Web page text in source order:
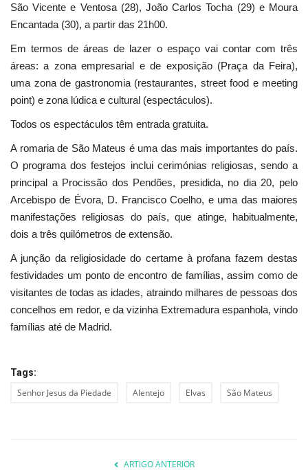
São Vicente e Ventosa (28), João Carlos Tocha (29) e Moura
Encantada (30), a partir das 21h00.
Em termos de áreas de lazer o espaço vai contar com três
áreas: a zona empresarial e de exposição (Praça da Feira),
uma zona de gastronomia (restaurantes, street food e meeting
point) e zona lúdica e cultural (espectáculos).
Todos os espectáculos têm entrada gratuita.
A romaria de São Mateus é uma das mais importantes do país.
O programa dos festejos inclui cerimónias religiosas, sendo a
principal a Procissão dos Pendões, presidida, no dia 20, pelo
Arcebispo de Évora, D. Francisco Coelho, e uma das maiores
manifestações religiosas do país, que atinge, habitualmente,
dois a três quilómetros de extensão.
A junção da religiosidade do certame à profana fazem destas
festividades um ponto de encontro de famílias, assim como de
visitantes de todas as idades, atraindo milhares de pessoas dos
concelhos em redor, e da vizinha Extremadura espanhola, vindo
famílias até de Madrid.
Tags:
Senhor Jesus da Piedade Alentejo Elvas São Mateus
ARTIGO ANTERIOR